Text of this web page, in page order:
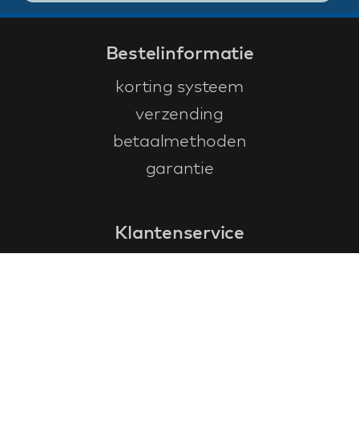
Bestelinformatie
korting systeem
verzending
betaalmethoden
garantie
Klantenservice